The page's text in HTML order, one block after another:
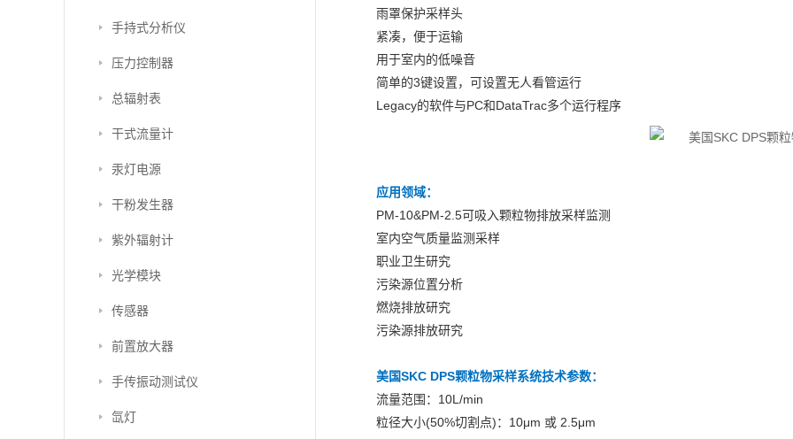
手持式分析仪
压力控制器
总辐射表
干式流量计
汞灯电源
干粉发生器
紫外辐射计
光学模块
传感器
前置放大器
手传振动测试仪
氙灯
雨罩保护采样头
紧凑，便于运输
用于室内的低噪音
简单的3键设置，可设置无人看管运行
Legacy的软件与PC和DataTrac多个运行程序
应用领域：
PM-10&PM-2.5可吸入颗粒物排放采样监测
室内空气质量监测采样
职业卫生研究
污染源位置分析
燃烧排放研究
污染源排放研究
美国SKC DPS颗粒物采样系统技术参数：
流量范围：10L/min
粒径大小(50%切割点)：10μm 或 2.5μm